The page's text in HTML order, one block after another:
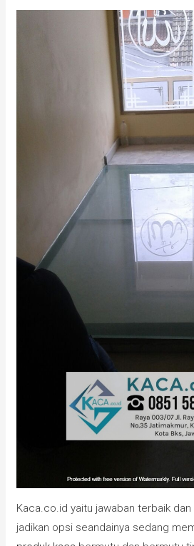
Kaca.co.id yaitu jawaban terbaik
jadikan opsi seandainya sedang